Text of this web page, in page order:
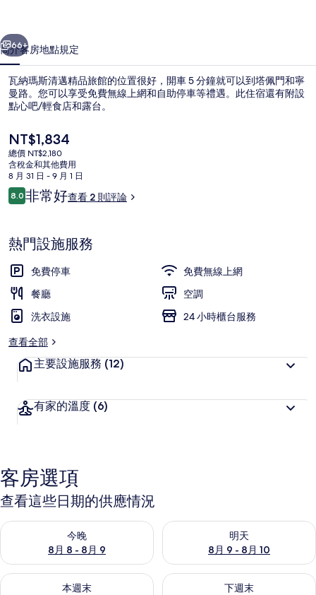
品
旅
館
的
相
片
集
個 下一個
66+
簡介客房地點規定
瓦納瑪斯清邁精品旅館的位置很好，開車 5 分鐘就可以到塔佩門和寧
曼路。您可以享受免費無線上網和自助停車等禮遇。此住宿還有附設
點心吧/輕食店和露台。
目
前
的
價
格
是
NT$1,834
總價 NT$2,180
含稅金和其他費用
8 月 31 日 - 9 月 1 日
評
論
8.08.0 分，滿分 10 分，
非常好查看 2 則評論
熱門設施服務
免費停車
免費無線上網
餐廳
空調
洗衣設施
24 小時櫃台服務
查看全部
主要設施服務 (12)
有家的溫度 (6)
客房選項
查看這些日期的供應情況
今晚
8月 8 - 8月 9
查看今晚 (8月 8 - 8月 9) 的供應情況
明天
8月 9 - 8月 10
查看明天 (8月 9 - 8月 10) 的供
本週末
查看本週末 (8月 14 - 8月 16) 的供應情況
下週末
查看下週末 (8月 21 - 8月 23)